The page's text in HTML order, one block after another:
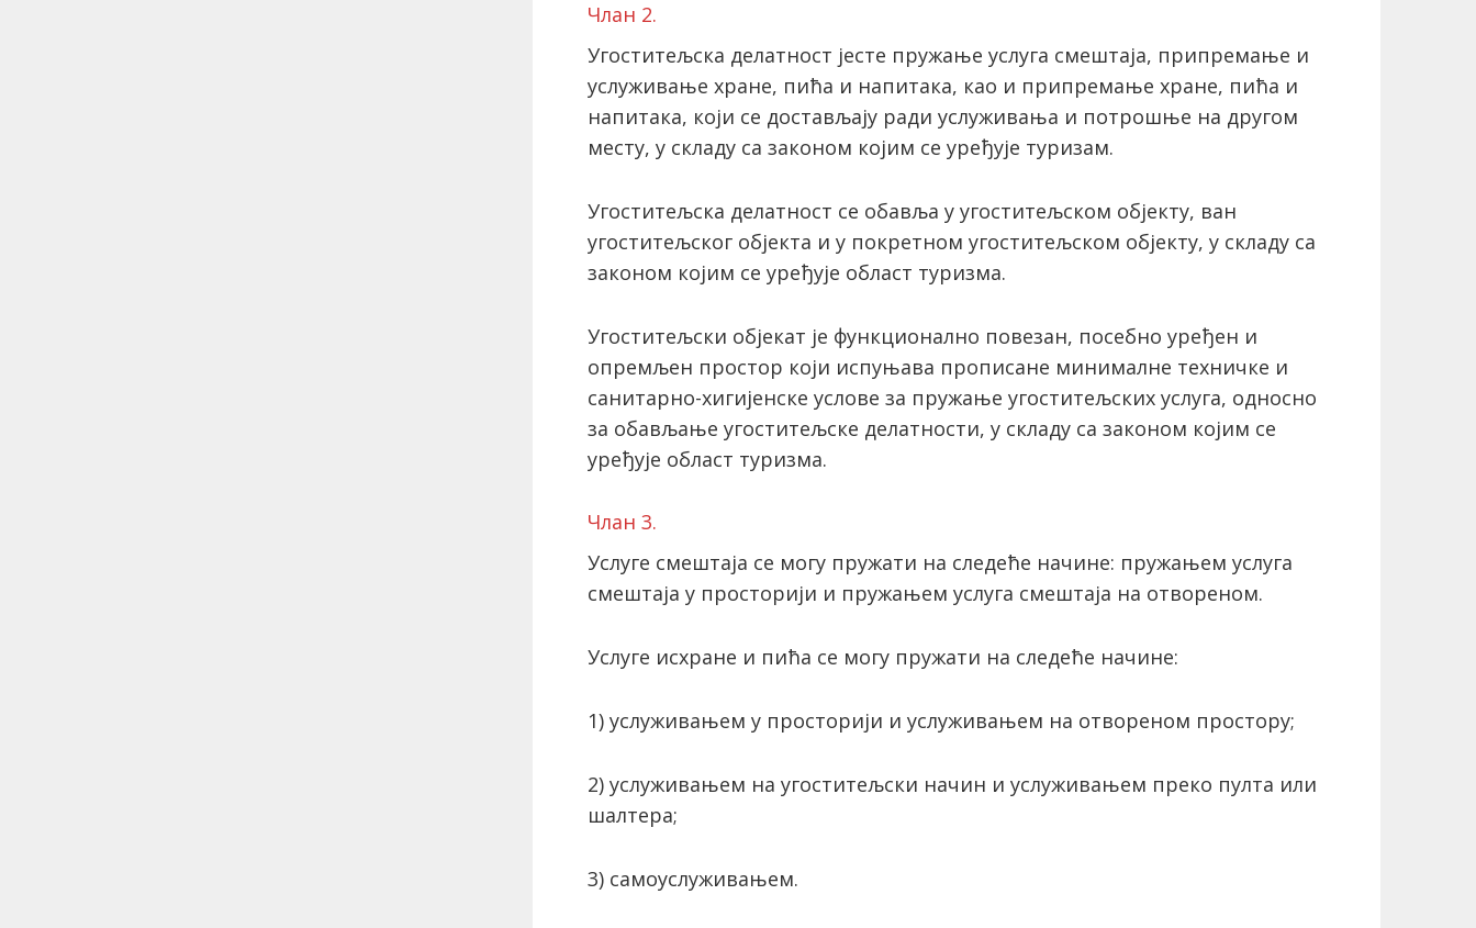
Члан 2.
Угоститељска делатност јесте пружање услуга смештаја, припремање и
услуживање хране, пића и напитака, као и припремање хране, пића и
напитака, који се достављају ради услуживања и потрошње на другом
месту, у складу са законом којим се уређује туризам.
Угоститељска делатност се обавља у угоститељском објекту, ван
угоститељског објекта и у покретном угоститељском објекту, у складу са
законом којим се уређује област туризма.
Угоститељски објекат је функционално повезан, посебно уређен и
опремљен простор који испуњава прописане минималне техничке и
санитарно-хигијенске услове за пружање угоститељских услуга, односно
за обављање угоститељске делатности, у складу са законом којим се
уређује област туризма.
Члан 3.
Услуге смештаја се могу пружати на следеће начине: пружањем услуга
смештаја у просторији и пружањем услуга смештаја на отвореном.
Услуге исхране и пића се могу пружати на следеће начине:
1) услуживањем у просторији и услуживањем на отвореном простору;
2) услуживањем на угоститељски начин и услуживањем преко пулта или
шалтера;
3) самоуслуживањем.